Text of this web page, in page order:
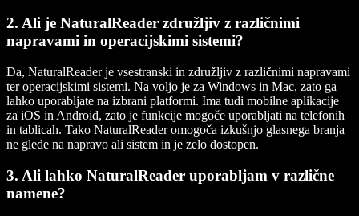
2. Ali je NaturalReader združljiv z različnimi
napravami in operacijskimi sistemi?
Da, NaturalReader je vsestranski in združljiv z različnimi napravami
ter operacijskimi sistemi. Na voljo je za Windows in Mac, zato ga
lahko uporabljate na izbrani platformi. Ima tudi mobilne aplikacije
za iOS in Android, zato je funkcije mogoče uporabljati na telefonih
in tablicah. Tako NaturalReader omogoča izkušnjo glasnega branja
ne glede na napravo ali sistem in je zelo dostopen.
3. Ali lahko NaturalReader uporabljam v različne
namene?